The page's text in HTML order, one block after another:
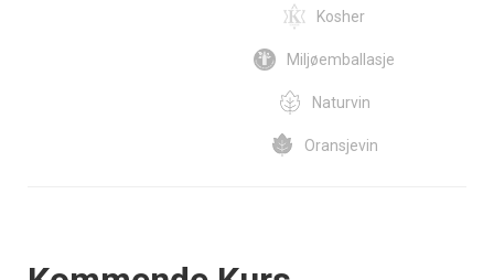
Kosher
Miljøemballasje
Naturvin
Oransjevin